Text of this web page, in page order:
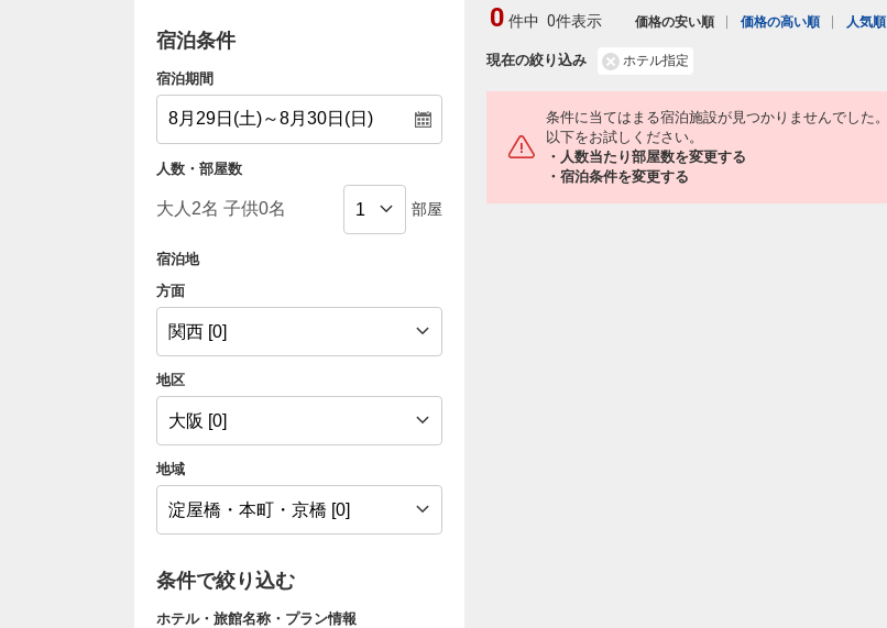
宿泊条件
宿泊期間
人数・部屋数
部屋
宿泊地
方面
地区
地域
条件で絞り込む
ホテル・旅館名称・プラン情報
現在の絞り込み ホテル指定
0 件中 0件表示 価格の安い順 価格の高い順 人気順
条件に当てはまる宿泊施設が見つかりませんでした。
以下をお試しください。
・人数当たり部屋数を変更する
・宿泊条件を変更する